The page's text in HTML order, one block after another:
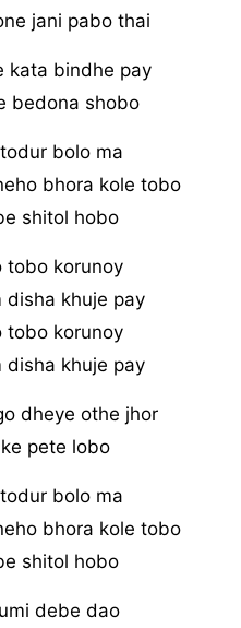
jani pabo thai
kata bindhe pay
bedona shobo
bolo ma
bhora kole tobo
shitol hobo
tobo korunoy
disha khuje pay
tobo korunoy
disha khuje pay
dheye othe jhor
pete lobo
bolo ma
bhora kole tobo
shitol hobo
debe dao